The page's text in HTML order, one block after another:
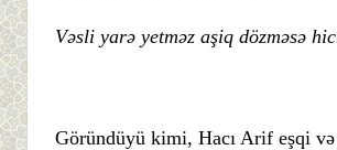
Vəsli yarə yetməz aşiq dözməsə
Göründüyü kimi, Hacı Arif eşqi